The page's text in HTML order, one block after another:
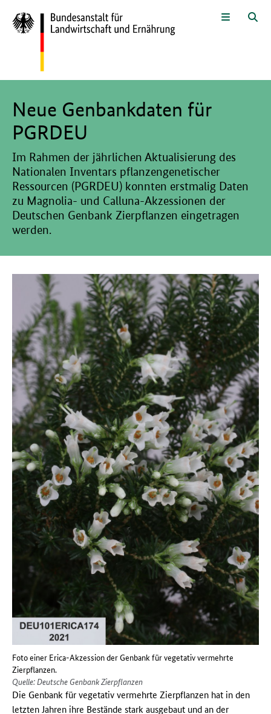
Zur Sprachwahl und Menü
Neue Genbankdaten für
PGRDEU
Im Rahmen der jährlichen Aktualisierung des
Nationalen Inventars pflanzengenetischer
Ressourcen (PGRDEU) konnten erstmalig Daten
zu Magnolia- und Calluna-Akzessionen der
Deutschen Genbank Zierpflanzen eingetragen
werden.
Foto einer Erica-Akzession der Genbank für vegetativ vermehrte
Zierpflanzen.
Quelle: Deutsche Genbank Zierpflanzen
Die Genbank für vegetativ vermehrte Zierpflanzen hat in den
letzten Jahren ihre Bestände stark ausgebaut und an der